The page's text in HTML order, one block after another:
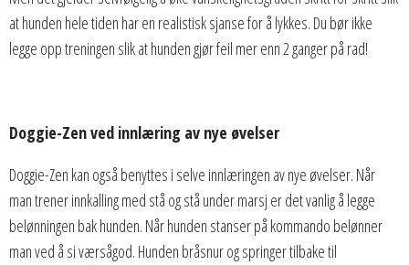
at hunden hele tiden har en realistisk sjanse for å lykkes. Du bør ikke
legge opp treningen slik at hunden gjør feil mer enn 2 ganger på rad!
Doggie-Zen ved innlæring av nye øvelser
Doggie-Zen kan også benyttes i selve innlæringen av nye øvelser. Når
man trener innkalling med stå og stå under marsj er det vanlig å legge
belønningen bak hunden. Når hunden stanser på kommando belønner
man ved å si værsågod. Hunden bråsnur og springer tilbake til